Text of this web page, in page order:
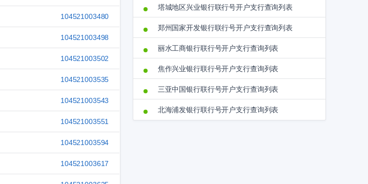
104521003480
104521003498
104521003502
104521003535
104521003543
104521003551
104521003594
104521003617
塔城地区兴业银行联行号开户支行查询列表
郑州国家开发银行联行号开户支行查询列表
丽水工商银行联行号开户支行查询列表
焦作兴业银行联行号开户支行查询列表
三亚中国银行联行号开户支行查询列表
北海浦发银行联行号开户支行查询列表